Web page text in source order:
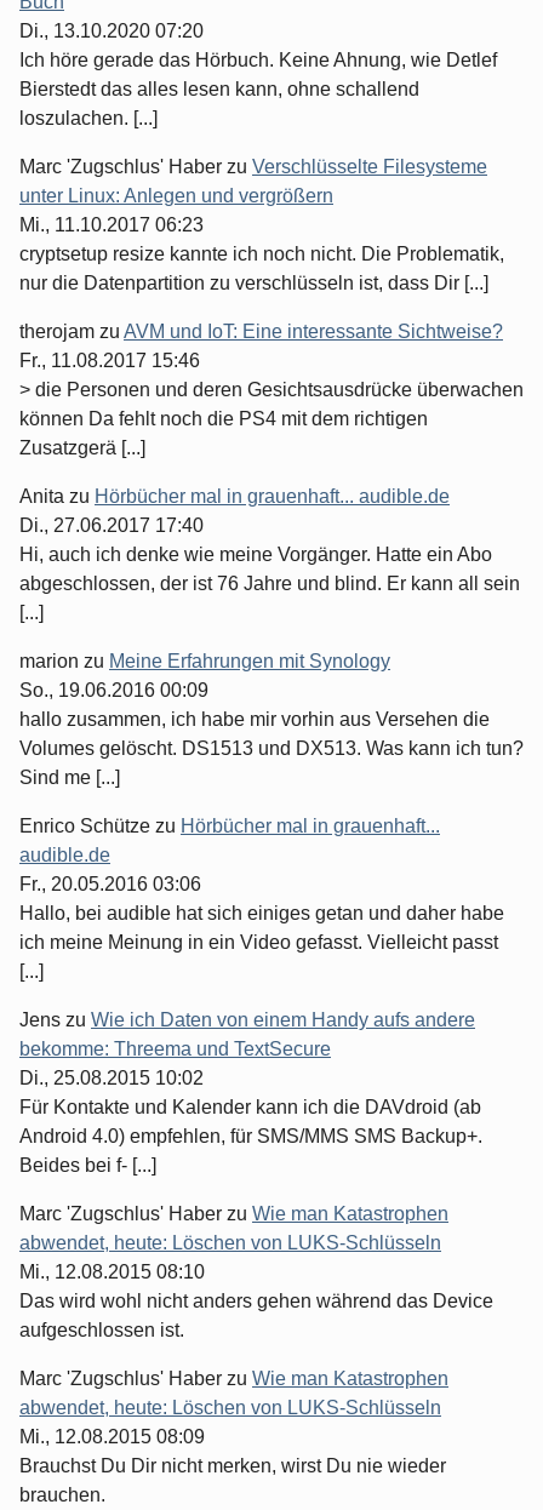
Di., 13.10.2020 07:20
Ich höre gerade das Hörbuch. Keine Ahnung, wie Detlef
Bierstedt das alles lesen kann, ohne schallend
loszulachen. [...]
Marc 'Zugschlus' Haber zu Verschlüsselte Filesysteme
unter Linux: Anlegen und vergrößern
Mi., 11.10.2017 06:23
cryptsetup resize kannte ich noch nicht. Die Problematik,
nur die Datenpartition zu verschlüsseln ist, dass Dir [...]
therojam zu AVM und IoT: Eine interessante Sichtweise?
Fr., 11.08.2017 15:46
> die Personen und deren Gesichtsausdrücke überwachen
können Da fehlt noch die PS4 mit dem richtigen
Zusatzgerä [...]
Anita zu Hörbücher mal in grauenhaft... audible.de
Di., 27.06.2017 17:40
Hi, auch ich denke wie meine Vorgänger. Hatte ein Abo
abgeschlossen, der ist 76 Jahre und blind. Er kann all sein
[...]
marion zu Meine Erfahrungen mit Synology
So., 19.06.2016 00:09
hallo zusammen, ich habe mir vorhin aus Versehen die
Volumes gelöscht. DS1513 und DX513. Was kann ich tun?
Sind me [...]
Enrico Schütze zu Hörbücher mal in grauenhaft...
audible.de
Fr., 20.05.2016 03:06
Hallo, bei audible hat sich einiges getan und daher habe
ich meine Meinung in ein Video gefasst. Vielleicht passt
[...]
Jens zu Wie ich Daten von einem Handy aufs andere
bekomme: Threema und TextSecure
Di., 25.08.2015 10:02
Für Kontakte und Kalender kann ich die DAVdroid (ab
Android 4.0) empfehlen, für SMS/MMS SMS Backup+.
Beides bei f- [...]
Marc 'Zugschlus' Haber zu Wie man Katastrophen
abwendet, heute: Löschen von LUKS-Schlüsseln
Mi., 12.08.2015 08:10
Das wird wohl nicht anders gehen während das Device
aufgeschlossen ist.
Marc 'Zugschlus' Haber zu Wie man Katastrophen
abwendet, heute: Löschen von LUKS-Schlüsseln
Mi., 12.08.2015 08:09
Brauchst Du Dir nicht merken, wirst Du nie wieder
brauchen.